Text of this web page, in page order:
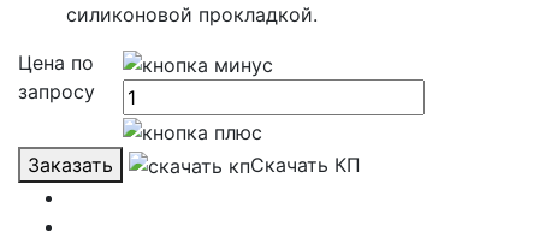
силиконовой прокладкой.
Цена по
запросу
Заказать Скачать КП